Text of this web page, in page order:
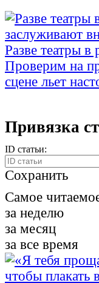
Разве театры
Проверим на
сцене льет
Привязка
ID статьи:
Сохранить
Самое
за неделю
за месяц
за все время